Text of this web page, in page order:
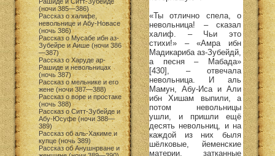
(ночи 385—386)
Рассказ о халифе,
невольнице и Абу-Новасе
(ночь 386)
Рассказ о Мусабе ибн аз-
Зубейре и Аише (ночи 386
—387)
Рассказ о Харуде ар-
Рашиде и невольницах
(ночь 387)
Рассказ о мельнике и его
жене (ночи 387—388)
Рассказ о воре и простаке
(ночь 388)
Рассказ о Ситт-Зубейде и
Абу-Юсуфе (ночи 388—
389)
Рассказ об аль-Хакиме и
купце (ночь 389)
Рассказ об Анушнрване и
«Ты отлично спела, о
невольница! – сказал
халиф. – Чьи это
стихи!» – «Амра ибн
Мадикариба аз-Зубейдй,
а песня – Мабада»
[430], – отвечала
невольница. И аль
Мамун, Абу-Иса и Али
ибн Хишам выпили, а
потом невольницы
ушли, и пришли ещё
десять невольниц, и на
каждой из них быля
шёлковые, йеменские
материи, затканные